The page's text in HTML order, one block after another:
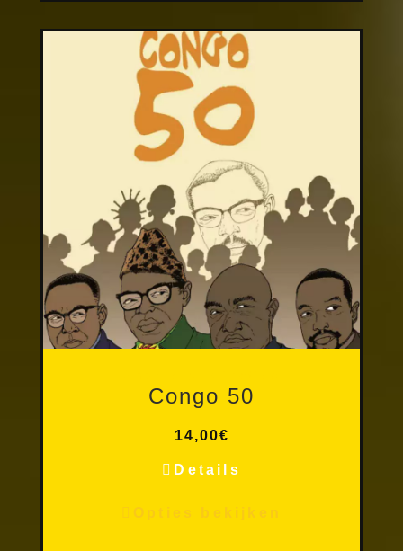
Congo 50
14,00€
Details
Opties bekijken